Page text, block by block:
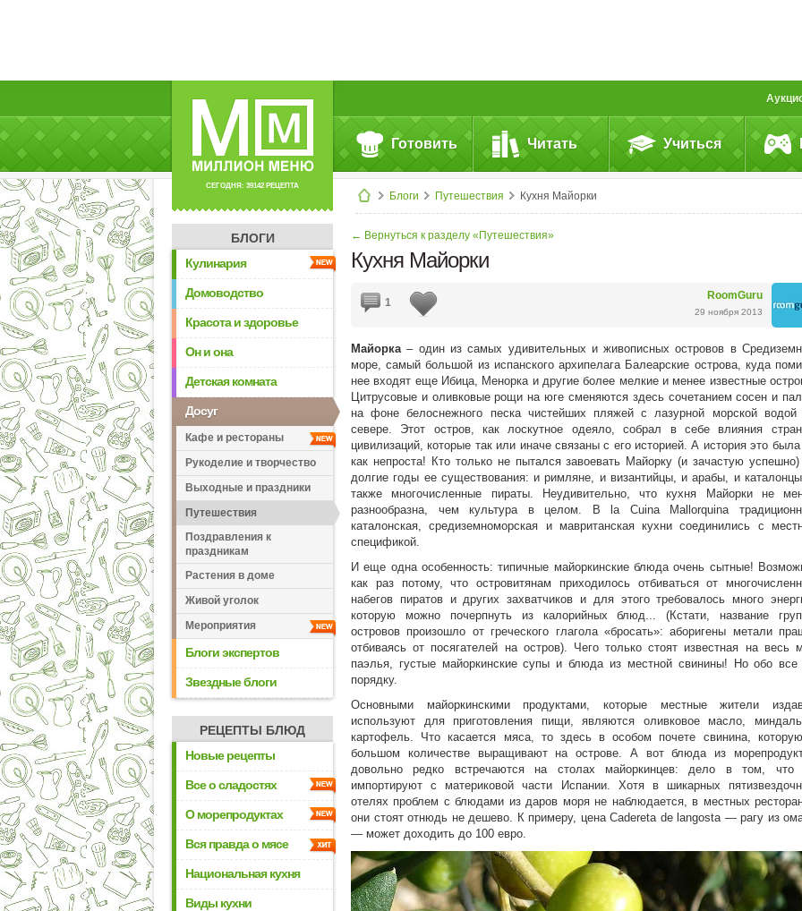
СЕГОДНЯ: 39142 РЕЦЕПТА
Готовить Читать Учиться
Блоги Путешествия Кухня Майорки
БЛОГИ
Кулинария
Домоводство
Красота и здоровье
Он и она
Детская комната
Досуг
Кафе и рестораны
Рукоделие и творчество
Выходные и праздники
Путешествия
Поздравления к
праздникам
Растения в доме
Живой уголок
Мероприятия
Блоги экспертов
Звездные блоги
РЕЦЕПТЫ БЛЮД
Новые рецепты
Все о сладостях
О морепродуктах
Вся правда о мясе
Национальная кухня
Виды кухни
← Вернуться к разделу «Путешествия»
Кухня Майорки
RoomGuru
29 ноября 2013
1
Майорка– один из самых удивительных и живописных островов в
море, самый большой из испанского архипелага Балеарские острова, куда
нее входят еще Ибица, Менорка и другие более мелкие и менее известные
Цитрусовые и оливковые рощи на юге сменяются здесь сочетанием сосен и
на фоне белоснежного песка чистейших пляжей с лазурной морской водой
севере. Этот остров, как лоскутное одеяло, собрал в себе влияния
цивилизаций, которые так или иначе связаны с его историей. А история это
как непроста! Кто только не пытался завоевать Майорку (и зачастую успешно)
долгие годы ее существования: и римляне, и византийцы, и арабы, и
также многочисленные пираты. Неудивительно, что кухня Майорки не
разнообразна, чем культура в целом. В
la Cuina Mallorquinaт
каталонская, средиземноморская и мавританская кухни соединились с
спецификой.
И еще одна особенность:типичные майоркинские блюда очень сытные!
как раз потому, что островитянам приходилось отбиваться от
набегов пиратов и других захватчиков и для этого требовалось много
которую можно почерпнуть из калорийных блюд... (Кстати, название
островов произошло от греческого глагола «бросать»:аборигены метали
отбиваясь от посягателей на остров). Чего только стоят известная на весь
паэлья, густые майоркинские супы и блюда из местной свинины! Но обо все
порядку.
Основными майоркинскими продуктами, которые местные жители
используют для приготовления пищи, являются оливковое масло,
картофель. Что касается мяса, то здесь в особом почете свинина,
большом количестве выращивают на острове. А вот блюда из
довольно редко встречаются на столах майоркинцев:дело в том, что
импортируют с материковой части Испании. Хотя в шикарных
отелях проблем с блюдами из даров моря не наблюдается, в местных
они стоят отнюдь не дешево. К примеру, цена Cadereta de langosta — рагу из
— может доходить до 100 евро.